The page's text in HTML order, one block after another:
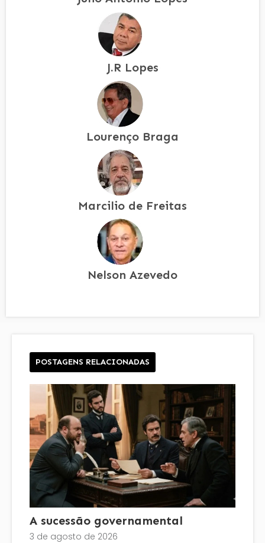
J.R Lopes
Lourenço Braga
Marcilio de Freitas
Nelson Azevedo
POSTAGENS RELACIONADAS
A sucessão governamental
3 de agosto de 2026